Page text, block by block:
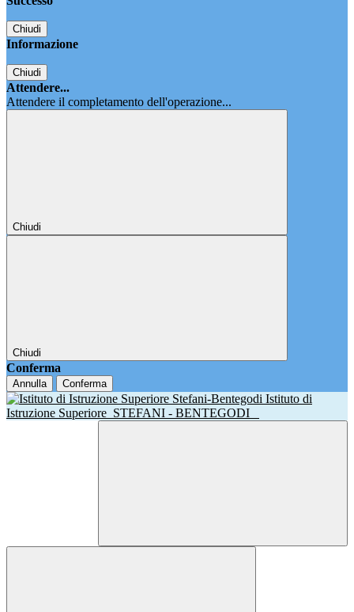
Chiudi
Informazione
Chiudi
Attendere...
Attendere il completamento dell'operazione...
Chiudi
Chiudi
Conferma
Annulla Conferma
Istituto di
Istruzione Superiore STEFANI - BENTEGODI